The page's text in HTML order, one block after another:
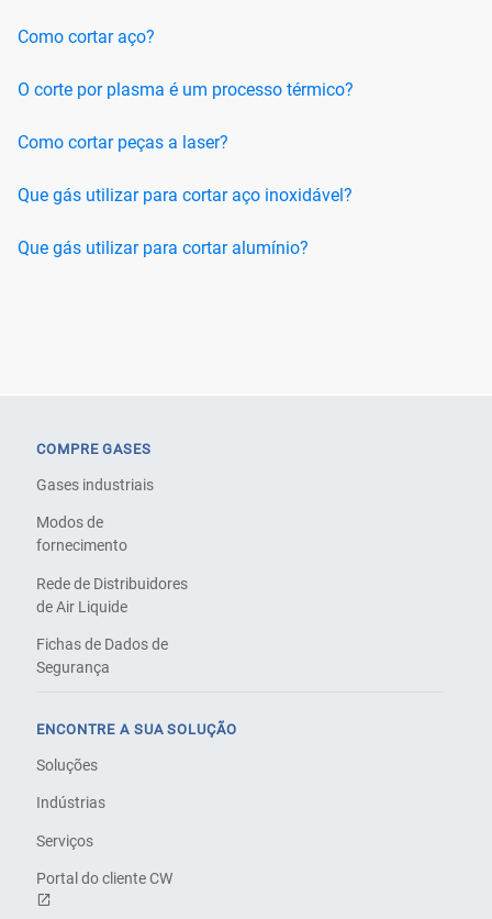
Como cortar aço?
O corte por plasma é um processo térmico?
Como cortar peças a laser?
Que gás utilizar para cortar aço inoxidável?
Que gás utilizar para cortar alumínio?
COMPRE GASES
Gases industriais
Modos de
fornecimento
Rede de Distribuidores
de Air Liquide
Fichas de Dados de
Segurança
ENCONTRE A SUA SOLUÇÃO
Soluções
Indústrias
Serviços
Portal do cliente CW